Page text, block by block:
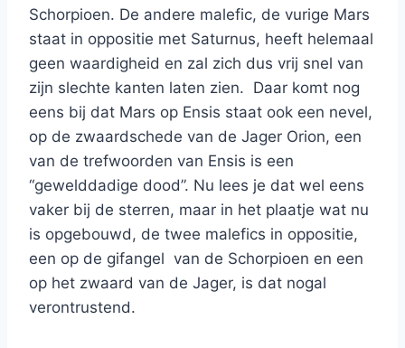
Schorpioen. De andere malefic, de vurige Mars
staat in oppositie met Saturnus, heeft helemaal
geen waardigheid en zal zich dus vrij snel van
zijn slechte kanten laten zien. Daar komt nog
eens bij dat Mars op Ensis staat ook een nevel,
op de zwaardschede van de Jager Orion, een
van de trefwoorden van Ensis is een
“gewelddadige dood”. Nu lees je dat wel eens
vaker bij de sterren, maar in het plaatje wat nu
is opgebouwd, de twee malefics in oppositie,
een op de gifangel van de Schorpioen en een
op het zwaard van de Jager, is dat nogal
verontrustend.